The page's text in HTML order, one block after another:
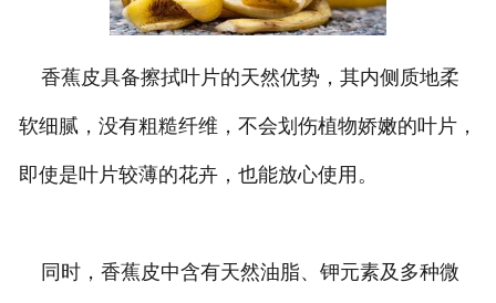
香蕉皮具备擦拭叶片的天然优势，其内侧质地柔
软细腻，没有粗糙纤维，不会划伤植物娇嫩的叶片，
即使是叶片较薄的花卉，也能放心使用。
同时，香蕉皮中含有天然油脂、钾元素及多种微